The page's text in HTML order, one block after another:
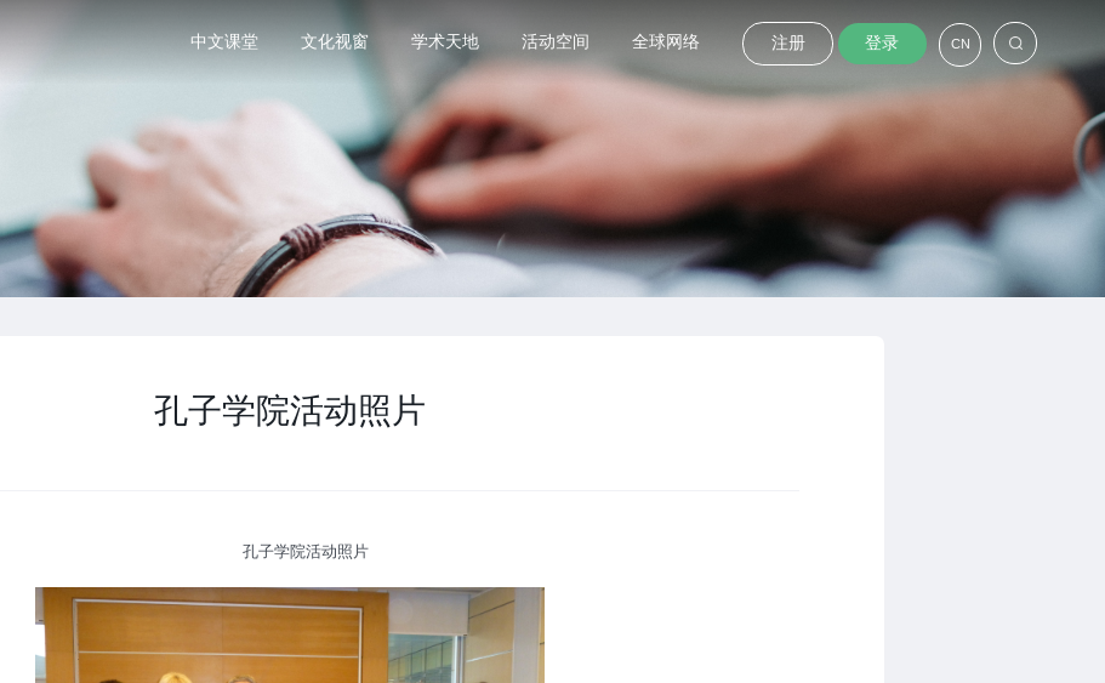
中文课堂 文化视窗 学术天地 活动空间 全球网络 注册 登录 CN
孔子学院活动照片
孔子学院活动照片